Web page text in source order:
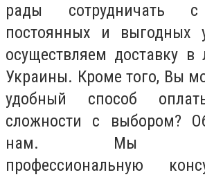
рады
постоянных и выгодных
осуществляем доставку в
Украины. Кроме того, Вы
удобный способ
сложности с выбором?
нам. Мы
профессиональную